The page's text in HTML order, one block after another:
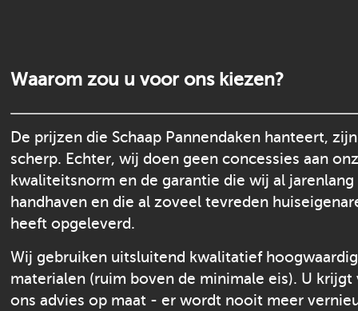
Waarom zou u voor ons kiezen?
De prijzen die Schaap Pannendaken hanteert,
scherp. Echter, wij doen geen concessies aan
kwaliteitsnorm en de garantie die wij al jarenlang
handhaven en die al zoveel tevreden
heeft opgeleverd.
Wij gebruiken uitsluitend kwalitatief
materialen (ruim boven de minimale eis). U krijgt
ons advies op maat - er wordt nooit meer